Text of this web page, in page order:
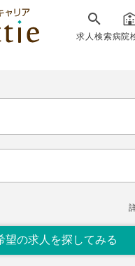
求人検索病院